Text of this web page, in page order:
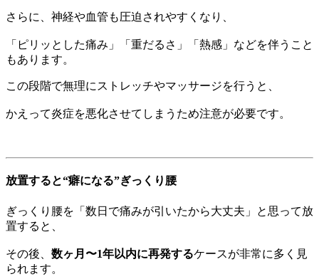
さらに、神経や血管も圧迫されやすくなり、
「ピリッとした痛み」「重だるさ」「熱感」などを伴うこと
もあります。
この段階で無理にストレッチやマッサージを行うと、
かえって炎症を悪化させてしまうため注意が必要です。
放置すると“癖になる”ぎっくり腰
ぎっくり腰を「数日で痛みが引いたから大丈夫」と思って放
置すると、
その後、 数ヶ月〜1年以内に再発するケースが非常に多く見
られます。